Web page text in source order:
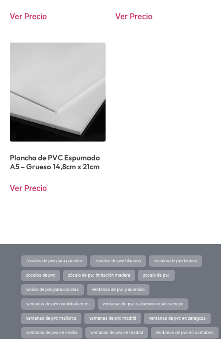
Ver Precio Ver Precio
Plancha de PVC Espumado
A5 – Grueso 14,8cm x 21cm
Ver Precio
zócalos de pvc para paredes zocalos de pvc blancos zocalos de pvc blanco
zocalos de pvc zócalo de pvc imitación madera zocalo de pvc
vinilos de pvc para cocinas ventanas de pvc y aluminio
ventanas de pvc oscilobatientes ventanas de pvc o aluminio cual es mejor
ventanas de pvc mallorca ventanas de pvc madrid ventanas de pvc en zaragoza
ventanas de pvc en sevilla ventanas de pvc en madrid ventanas de pvc en cantabria